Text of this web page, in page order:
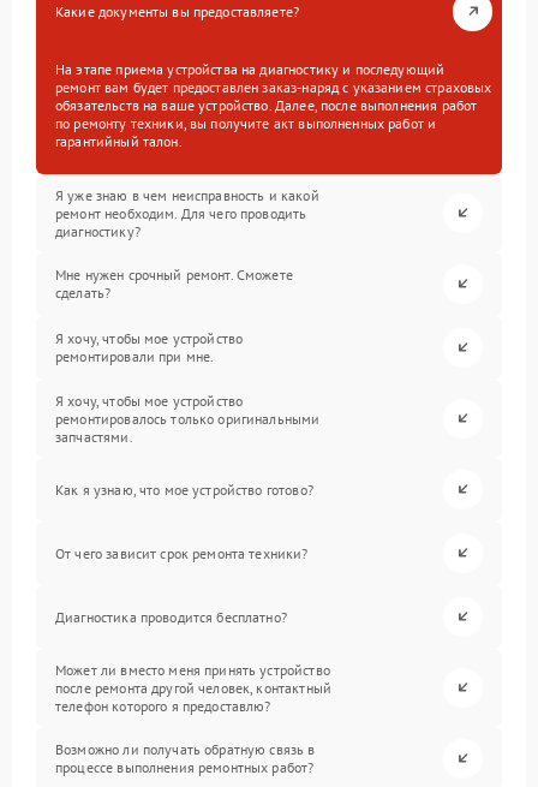
Какие документы вы предоставляете?
На этапе приема устройства на диагностику и последующий
ремонт вам будет предоставлен заказ-наряд с указанием страховых
обязательств на ваше устройство. Далее, после выполнения работ
по ремонту техники, вы получите акт выполненных работ и
гарантийный талон.
Я уже знаю в чем неисправность и какой
ремонт необходим. Для чего проводить
диагностику?
Мне нужен срочный ремонт. Сможете
сделать?
Я хочу, чтобы мое устройство
ремонтировали при мне.
Я хочу, чтобы мое устройство
ремонтировалось только оригинальными
запчастями.
Как я узнаю, что мое устройство готово?
От чего зависит срок ремонта техники?
Диагностика проводится бесплатно?
Может ли вместо меня принять устройство
после ремонта другой человек, контактный
телефон которого я предоставлю?
Возможно ли получать обратную связь в
процессе выполнения ремонтных работ?